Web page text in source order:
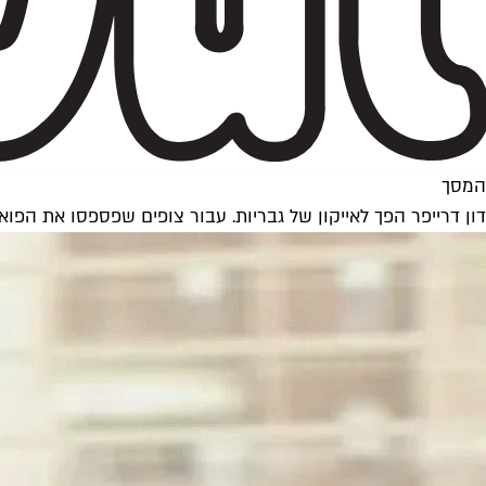
המסך
דון דרייפר הפך לאייקון של גבריות. עבור צופים שפספסו את